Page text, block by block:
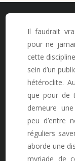
Il faudrait
pour ne
cette
sein d’un
hétéroclite.
que pour de
demeure
peu d’entre
réguliers
aborde une
myriade de